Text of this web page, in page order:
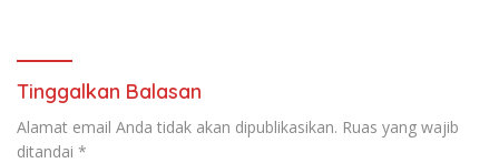
Tinggalkan Balasan
Alamat email Anda tidak akan dipublikasikan. Ruas yang wajib
ditandai *